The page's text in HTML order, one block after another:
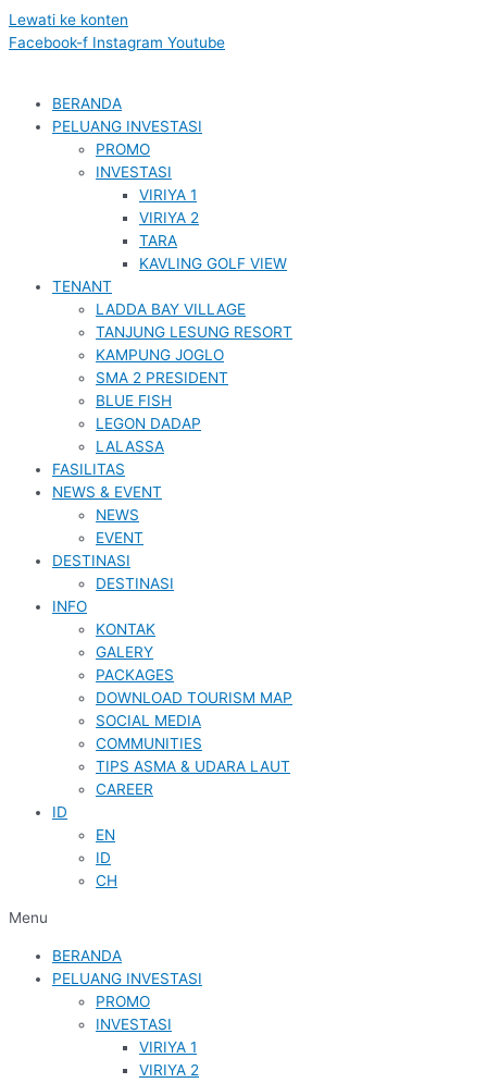
Lewati ke konten
Facebook-f Instagram Youtube
BERANDA
PELUANG INVESTASI
PROMO
INVESTASI
VIRIYA 1
VIRIYA 2
TARA
KAVLING GOLF VIEW
TENANT
LADDA BAY VILLAGE
TANJUNG LESUNG RESORT
KAMPUNG JOGLO
SMA 2 PRESIDENT
BLUE FISH
LEGON DADAP
LALASSA
FASILITAS
NEWS & EVENT
NEWS
EVENT
DESTINASI
DESTINASI
INFO
KONTAK
GALERY
PACKAGES
DOWNLOAD TOURISM MAP
SOCIAL MEDIA
COMMUNITIES
TIPS ASMA & UDARA LAUT
CAREER
ID
EN
ID
CH
Menu
BERANDA
PELUANG INVESTASI
PROMO
INVESTASI
VIRIYA 1
VIRIYA 2